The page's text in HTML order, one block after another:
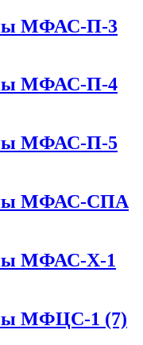
МФАС-П-3
МФАС-П-4
МФАС-П-5
МФАС-СПА
МФАС-Х-1
МФЦС-1 (7)